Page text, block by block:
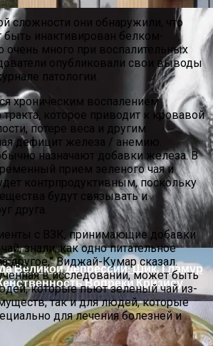
С Минимальными Инженерными
Для Комфорта И Удобства
Великой Депрессии: Шик, Гламур
Вопреки Кризису
сложности они обнаружили, что
инактивирован белком-
очень много при воспалительных
опубликовали свои выводы
патологии.
хроническим воспалением
которое приводит к кровавой
потере веса и другим
дефицит железа / анемию.
назначают добавки железа. В
прием зеленого чая и
контрпродуктивным, поскольку
будут связывать и
друга.
с ВЗК, принимающие добавки
знали, как одно питательное
другое,” Виджай-Кумар сказал.
в исследовании, может быть
которые пьют зеленый чай из-
так и для людей, которые
для лечения болезней и